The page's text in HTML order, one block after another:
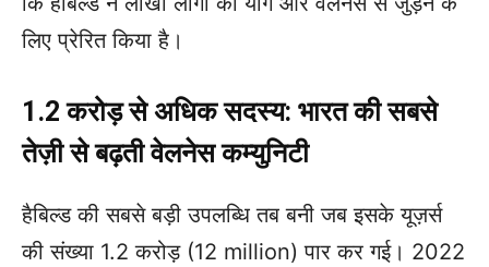
लिए प्रेरित किया है।
1.2 करोड़ से अधिक सदस्य: भारत की सबसे
तेज़ी से बढ़ती वेलनेस कम्युनिटी
हैबिल्ड की सबसे बड़ी उपलब्धि तब बनी जब इसके यूज़र्स
की संख्या 1.2 करोड़ (12 million) पार कर गई। 2022